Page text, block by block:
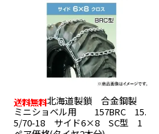
北海道製鎖 合金鋼製
ミニショベル用 157BRC 15.
5/70-18 サイド6×8 SC型 1